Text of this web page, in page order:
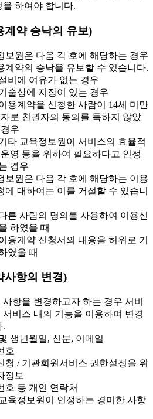
을 하여야 합니다.
계약 승낙의 유보)
원은 다음 각 호에 해당하는 경우
계약의 승낙을 유보할 수 있습니다.
비에 여유가 없는 경우
술상에 지장이 있는 경우
용계약을 신청한 사람이 14세 미만
로 친권자의 동의를 득하지 않았
우
타 교육정보원이 서비스의 효율적
영 등을 위하여 필요하다고 인정
경우
원은 다음 각 호에 해당하는 이용
에 대하여는 이를 거절할 수 있습니
른 사람의 명의를 사용하여 이용신
하였을 때
용계약 신청서의 내용을 허위로 기
였을 때
사항의 변경)
항을 변경하고자 하는 경우 서비
서비스 내의 기능을 이용하여 변경
.
생년월일, 신분, 이메일
호
/ 기관회원서비스 권한설정을 위
정보
등 개인 연락처
육정보원이 인정하는 경미한 사항